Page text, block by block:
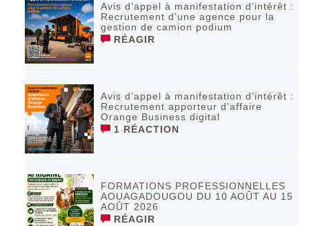
Avis d’appel à manifestation d’intérêt :
Recrutement d’une agence pour la
gestion de camion podium
RÉAGIR
Avis d’appel à manifestation d’intérêt :
Recrutement apporteur d’affaire
Orange Business digital
1 RÉACTION
FORMATIONS PROFESSIONNELLES
AOUAGADOUGOU DU 10 AOÛT AU 15
AOÛT 2026
RÉAGIR